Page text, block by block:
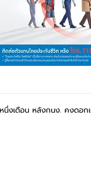
นึ่งเดือน หลังกนง. คงดอก